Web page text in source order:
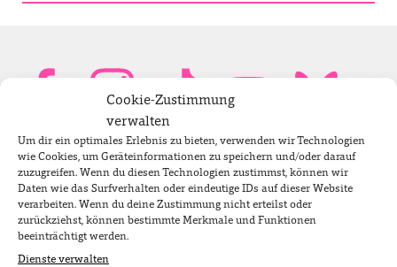
Cookie-Zustimmung
verwalten
Um dir ein optimales Erlebnis zu bieten, verwenden wir Technologien
wie Cookies, um Geräteinformationen zu speichern und/oder darauf
zuzugreifen. Wenn du diesen Technologien zustimmst, können wir
Daten wie das Surfverhalten oder eindeutige IDs auf dieser Website
verarbeiten. Wenn du deine Zustimmung nicht erteilst oder
zurückziehst, können bestimmte Merkmale und Funktionen
beeinträchtigt werden.
Dienste verwalten
Bundestagsabgeordnete
Newsletter